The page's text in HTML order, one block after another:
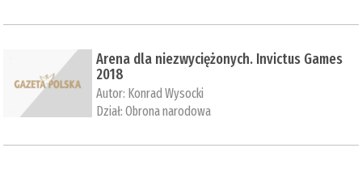
Arena dla niezwyciężonych. Invictus Games
2018
Autor: Konrad Wysocki
Dział:Obrona narodowa